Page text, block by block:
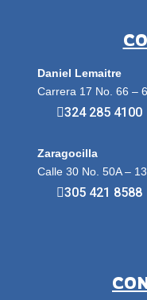
Daniel Lemaitre
Carrera 17 No. 66 –
324 285 4100
Zaragocilla
Calle 30 No. 50A –
305 421 8588